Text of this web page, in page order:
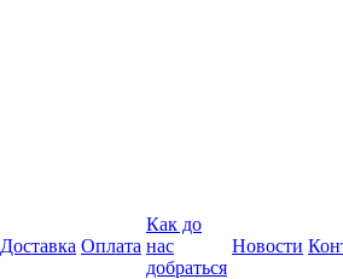
Доставка Оплата
Как до
нас
добраться
Новости